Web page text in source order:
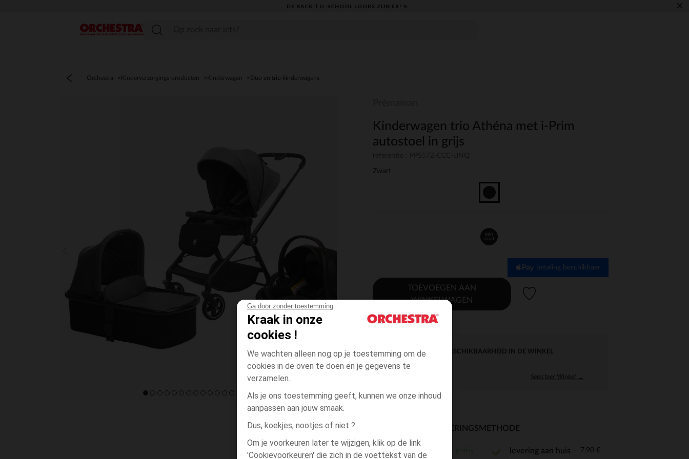
Ga door zonder toestemming
Kraak in onze
cookies !
We wachten alleen nog op je toestemming om de
cookies in de oven te doen en je gegevens te
verzamelen.
Als je ons toestemming geeft, kunnen we onze inhoud
aanpassen aan jouw smaak.
Dus, koekjes, nootjes of niet ?
Om je voorkeuren later te wijzigen, klik op de link
'Cookievoorkeuren' die zich in de voettekst van de
DE BACK-TO-SCHOOL LOOKS ZIJN ER! ✨ ×
menu
Orchestra Kinderverzorgings-producten Kinderwagen Duo en trio kinderwagens
Kinderwagen trio Athéna met i-Prim
autostoel in grijs
Zwart
één
maat
betaling beschikbaar
TOEVOEGEN AAN
WINKELWAGEN
DIRECTE BESCHIKBAARHEID IN DE WINKEL
Selecteer Winkel →
BESCHIKBAARE LEVERINGSMETHODE
winkel levering levering aan huis 7,90 €